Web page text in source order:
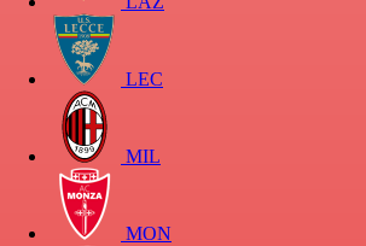
LEC
MIL
MON